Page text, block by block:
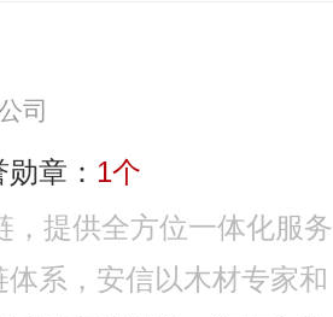
司
章： 1个
，提供全方位一体化服务
系，安信以木材专家和